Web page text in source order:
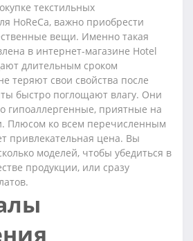
текстильных
HoReCa, важно приобрести
вещи. Именно такая
в интернет-магазине Hotel
длительным сроком
теряют свои свойства после
быстро поглощают влагу. Они
гипоаллергенные, приятные на
Плюсом ко всем перечисленным
привлекательная цена. Вы
моделей, чтобы убедиться в
продукции, или сразу